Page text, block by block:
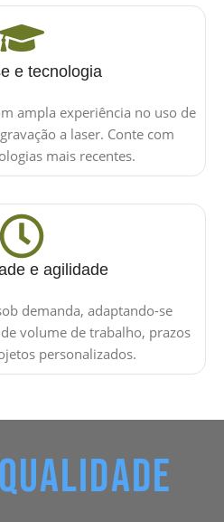
e tecnologia
ampla experiência no uso de
a laser. Conte com
mais recentes.
e agilidade
demanda, adaptando-se
volume de trabalho, prazos
personalizados.
Qualidade